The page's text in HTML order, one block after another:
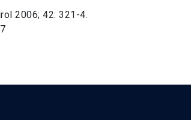
2006; 42: 321-4.